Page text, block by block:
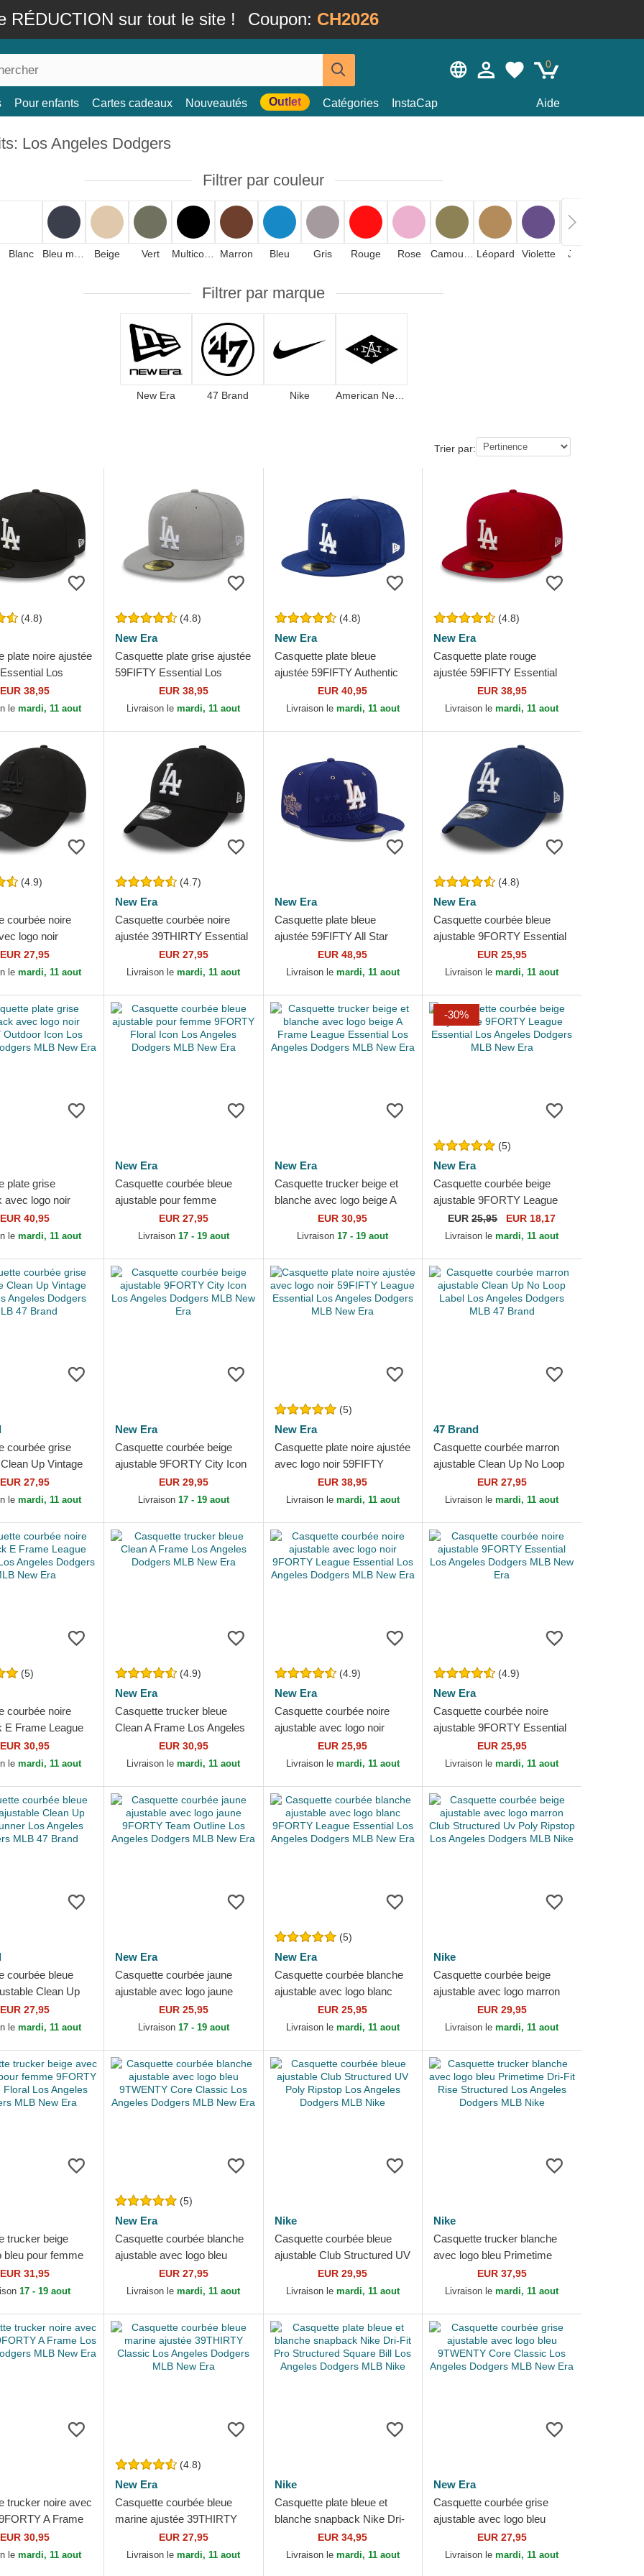
RÉDUCTION sur tout le site ! Coupon: CH2026
0
Pour enfants Cartes cadeaux Nouveautés Outlet Catégories InstaCap Aide
Los Angeles Dodgers
Filtrer par couleur
Blanc Beige Vert Marron Bleu Gris Rouge Rose Léopard Violette Jaune
Filtrer par marque
New Era 47 Brand Nike American Needle
Trier par:
(4.8)
plate noire ajustée
Los
MLB New
EUR 38,95
lemardi, 11 aout
(4.8)
New Era
Casquette plate grise ajustée
59FIFTY Essential Los
Angeles Dodgers MLB New
Era
EUR 38,95
Livraison lemardi, 11 aout
(4.8)
New Era
Casquette plate bleue
ajustée 59FIFTY Authentic
On Field Game Los Angeles
Dodgers MLB New Era
EUR 40,95
Livraison le mardi, 11 aout
(4.8)
New Era
Casquette plate rouge
ajustée 59FIFTY Essential
Los Angeles Dodgers MLB
New Era
EUR 38,95
Livraison lemardi, 11 aout
(4.9)
courbée noire
logo noir
Essential Los
MLB New
EUR 27,95
lemardi, 11 aout
(4.7)
New Era
Casquette courbée noire
ajustée 39THIRTY Essential
Los Angeles Dodgers MLB
New Era
EUR 27,95
Livraison lemardi, 11 aout
New Era
Casquette plate bleue
ajustée 59FIFTY All Star
Game Los Angeles Dodgers
MLB New Era
EUR 48,95
Livraison le mardi, 11 aout
(4.8)
New Era
Casquette courbée bleue
ajustable 9FORTY Essential
Los Angeles Dodgers MLB
New Era
EUR 25,95
Livraison lemardi, 11 aout
plate grise
avec logo noir
Icon Los
MLB New
EUR 40,95
lemardi, 11 aout
New Era
Casquette courbée bleue
ajustable pour femme
9FORTY Floral Icon Los
Angeles Dodgers MLB New
EUR 27,95
Livraison 17 - 19 aout
New Era
Casquette trucker beige et
blanche avec logo beige A
Frame League Essential Los
Angeles Dodgers...
EUR 30,95
Livraison17 - 19 aout
-30%
(5)
New Era
Casquette courbée beige
ajustable 9FORTY League
Essential Los Angeles
Dodgers MLB New Era
EUR25,95 EUR 18,17
Livraison lemardi, 11 aout
courbée grise
Up Vintage
Angeles Dodgers
EUR 27,95
lemardi, 11 aout
New Era
Casquette courbée beige
ajustable 9FORTY City Icon
Los Angeles Dodgers MLB
New Era
EUR 29,95
Livraison 17 - 19 aout
(5)
New Era
Casquette plate noire ajustée
avec logo noir 59FIFTY
League Essential Los
Angeles Dodgers MLB
EUR 38,95
Livraison le mardi, 11 aout
47 Brand
Casquette courbée marron
ajustable Clean Up No Loop
Label Los Angeles Dodgers
MLB 47 Brand
EUR 27,95
Livraison lemardi, 11 aout
(5)
courbée noire
E Frame League
Angeles
MLB New Era
EUR 30,95
lemardi, 11 aout
(4.9)
New Era
Casquette trucker bleue
Clean A Frame Los Angeles
Dodgers MLB New Era
EUR 30,95
Livraison lemardi, 11 aout
(4.9)
New Era
Casquette courbée noire
ajustable avec logo noir
9FORTY League Essential
Los Angeles Dodgers MLB...
EUR 25,95
Livraison le mardi, 11 aout
(4.9)
New Era
Casquette courbée noire
ajustable 9FORTY Essential
Los Angeles Dodgers MLB
New Era
EUR 25,95
Livraison lemardi, 11 aout
courbée bleue
Clean Up
Los Angeles
MLB 47 Brand
EUR 27,95
lemardi, 11 aout
New Era
Casquette courbée jaune
ajustable avec logo jaune
9FORTY Team Outline Los
Angeles Dodgers MLB
EUR 25,95
Livraison 17 - 19 aout
(5)
New Era
Casquette courbée blanche
ajustable avec logo blanc
9FORTY League Essential
Los Angeles Dodgers...
EUR 25,95
Livraison le mardi, 11 aout
Nike
Casquette courbée beige
ajustable avec logo marron
Club Structured Uv Poly
Ripstop Los Angeles...
EUR 29,95
Livraison lemardi, 11 aout
trucker beige
bleu pour femme
Frame Floral Los
MLB...
EUR 31,95
17 - 19 aout
(5)
New Era
Casquette courbée blanche
ajustable avec logo bleu
9TWENTY Core Classic Los
Angeles Dodgers MLB...
EUR 27,95
Livraison lemardi, 11 aout
Nike
Casquette courbée bleue
ajustable Club Structured UV
Poly Ripstop Los Angeles
Dodgers MLB Nike
EUR 29,95
Livraison le mardi, 11 aout
Nike
Casquette trucker blanche
avec logo bleu Primetime
Dri-Fit Rise Structured Los
Angeles Dodgers...
EUR 37,95
Livraison lemardi, 11 aout
trucker noire avec
A Frame
Dodgers MLB
EUR 30,95
lemardi, 11 aout
(4.8)
New Era
Casquette courbée bleue
marine ajustée 39THIRTY
Classic Los Angeles
Dodgers MLB New Era
EUR 27,95
Livraison lemardi, 11 aout
Nike
Casquette plate bleue et
blanche snapback Nike Dri-
Fit Pro Structured Square Bill
Los Angeles...
EUR 34,95
Livraison le mardi, 11 aout
New Era
Casquette courbée grise
ajustable avec logo bleu
9TWENTY Core Classic Los
Angeles Dodgers MLB
EUR 27,95
Livraison lemardi, 11 aout